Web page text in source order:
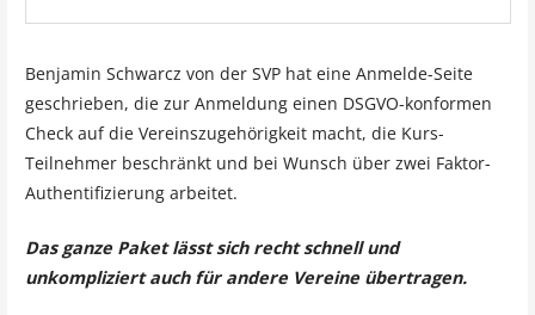
Benjamin Schwarcz von der SVP hat eine Anmelde-Seite
geschrieben, die zur Anmeldung einen DSGVO-konformen
Check auf die Vereinszugehörigkeit macht, die Kurs-
Teilnehmer beschränkt und bei Wunsch über zwei Faktor-
Authentifizierung arbeitet.
Das ganze Paket lässt sich recht schnell und
unkompliziert auch für andere Vereine übertragen.